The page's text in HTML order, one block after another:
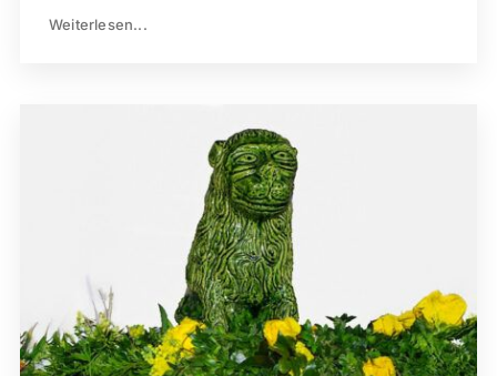
Weiterlesen...